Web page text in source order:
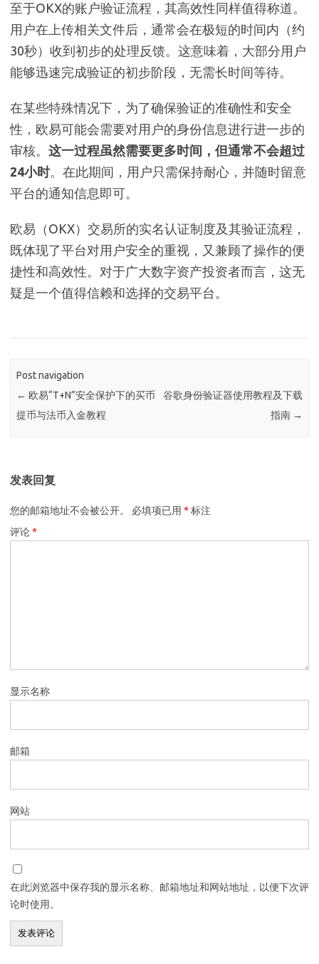
至于OKX的账户验证流程，其高效性同样值得称道。
用户在上传相关文件后，通常会在极短的时间内（约
30秒）收到初步的处理反馈。这意味着，大部分用户
能够迅速完成验证的初步阶段，无需长时间等待。
在某些特殊情况下，为了确保验证的准确性和安全
性，欧易可能会需要对用户的身份信息进行进一步的
审核。 这一过程虽然需要更多时间，但通常不会超过
24小时。在此期间，用户只需保持耐心，并随时留意
平台的通知信息即可。
欧易（OKX）交易所的实名认证制度及其验证流程，
既体现了平台对用户安全的重视，又兼顾了操作的便
捷性和高效性。对于广大数字资产投资者而言，这无
疑是一个值得信赖和选择的交易平台。
Post navigation
← 欧易“T+N”安全保护下的买币
提币与法币入金教程
谷歌身份验证器使用教程及下载
指南 →
发表回复
您的邮箱地址不会被公开。 必填项已用 * 标注
评论*
显示名称
邮箱
网站
在此浏览器中保存我的显示名称、邮箱地址和网站地址，以便下次评
论时使用。